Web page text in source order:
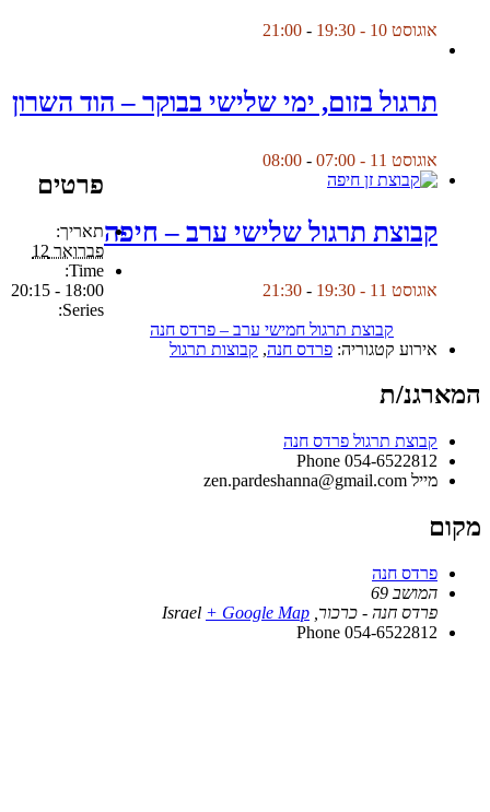
אוגוסט 10 - 19:30 -
21:00
תרגול בזום, ימי שלישי בבוקר – הוד השרון
אוגוסט 11 - 07:00 -
08:00
קבוצת תרגול שלישי ערב – חיפה
אוגוסט 11 - 19:30 -
21:30
פרטים
תאריך:
פברואר 12
Time:
18:00 - 20:15
Series:
קבוצת תרגול חמישי ערב – פרדס חנה
אירוע קטגוריה: פרדס חנה, קבוצות תרגול
המארגנ/ת
קבוצת תרגול פרדס חנה
Phone 054-6522812
מייל zen.pardeshanna@gmail.com
מקום
פרדס חנה
המושב 69
פרדס חנה - כרכור
Israel + Google Map
Phone 054-6522812